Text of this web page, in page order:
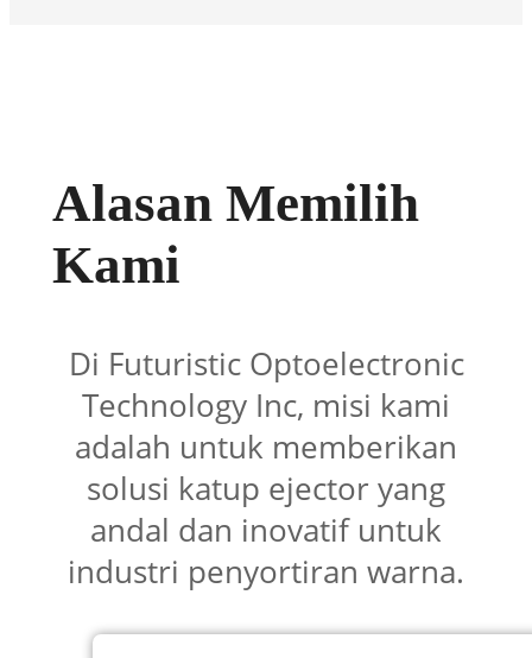
Alasan Memilih
Kami
Di Futuristic Optoelectronic
Technology Inc, misi kami
adalah untuk memberikan
solusi katup ejector yang
andal dan inovatif untuk
industri penyortiran warna.